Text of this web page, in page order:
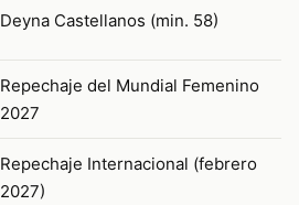
Deyna Castellanos (min. 58)
Repechaje del Mundial Femenino
2027
Repechaje Internacional (febrero
2027)